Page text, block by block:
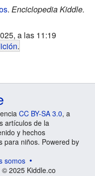
. Enciclopedia Kiddle.
a las 11:19
.
CC BY-SA 3.0, a
artículos de la
y hechos
para niños. Powered by
somos
© 2025 Kiddle.co